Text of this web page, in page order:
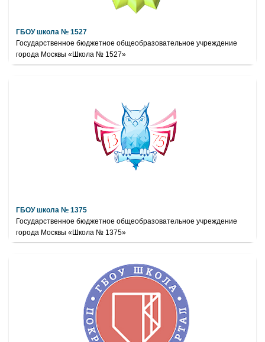
ГБОУ школа № 1527
Государственное бюджетное общеобразовательное учреждение
города Москвы «Школа № 1527»
ГБОУ школа № 1375
Государственное бюджетное общеобразовательное учреждение
города Москвы «Школа № 1375»